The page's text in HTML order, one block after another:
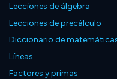
Lecciones de álgebra
Lecciones de precálculo
Diccionario de
Líneas
Factores y primas